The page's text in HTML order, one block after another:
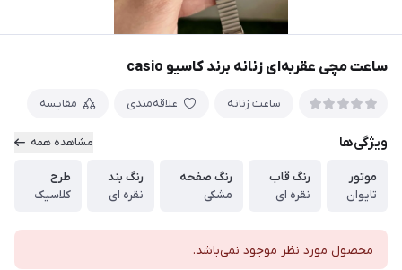
ساعت مچی عقربه‌ای زنانه برند کاسیو casio
ساعت زنانه علاقه‌مندی مقایسه
ویژگی‌ها مشاهده همه
موتور
تایوان
رنگ قاب
نقره ای
رنگ صفحه
مشکی
رنگ بند
نقره ای
طرح
کلاسیک
محصول مورد نظر موجود نمی‌باشد.